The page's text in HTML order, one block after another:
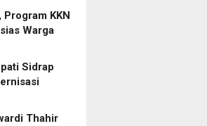
KKN
Warga
Sidrap
Thahir